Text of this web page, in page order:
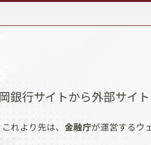
銀行サイトから外部サイ
これより先は、 金融庁が運営するウ